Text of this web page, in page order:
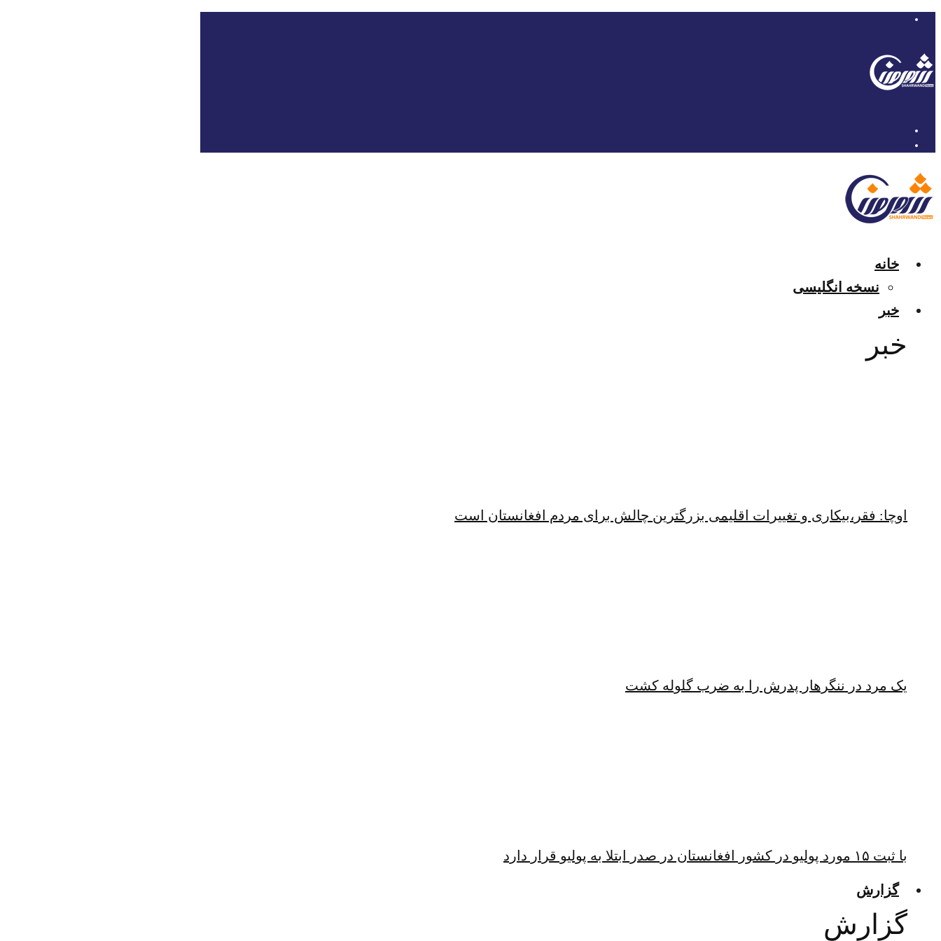
خانه
نسخه انگلیسی
خبر
خبر
اوچا: فقر،بیکاری و تغییرات اقلیمی بزرگترین چالش برای مردم افغانستان است
یک مرد در ننگرهار پدرش را به ضرب گلوله کشت
با ثبت ۱۵ مورد پولیو در کشور افغانستان در صدر ابتلا به پولیو قرار دارد
گزارش
گزارش